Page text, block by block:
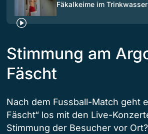
Fäkalkeime im Trinkwasser
Stimmung am
Fäscht
Nach dem Fussball-Match geht
Fäscht“ los mit den Live-
Stimmung der Besucher vor Ort?